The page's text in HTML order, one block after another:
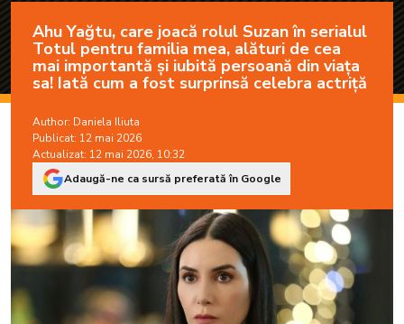
Ahu Yağtu, care joacă rolul Suzan în serialul
Totul pentru familia mea, alături de cea
mai importantă și iubită persoană din viața
sa! Iată cum a fost surprinsă celebra actriță
Author: Daniela Iliuta
Publicat: 12 mai 2026
Actualizat: 12 mai 2026, 10:32
Adaugă-ne ca sursă preferată în Google